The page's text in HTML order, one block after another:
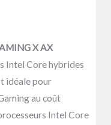
X AX
Intel Core hybrides
idéale pour
au coût
Intel Core